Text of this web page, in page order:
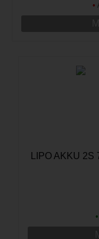
•
LIPO AKKU
•